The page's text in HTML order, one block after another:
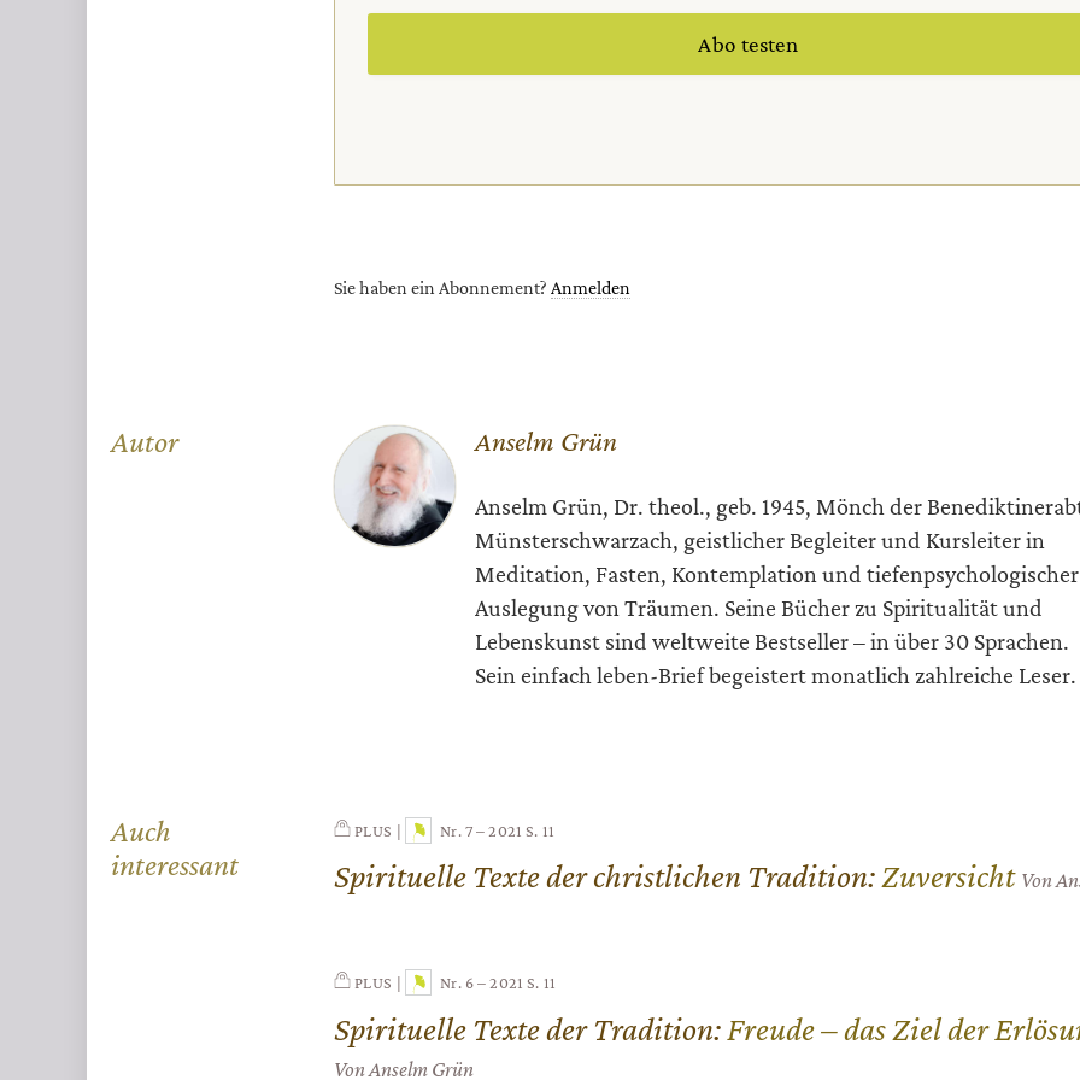
Abo testen
Sie haben ein Abonnement? Anmelden
Überschrift
Autor Anselm Grün
Anselm Grün, Dr. theol., geb. 1945, Mönch der
Münsterschwarzach, geistlicher Begleiter und Kursleiter in
Meditation, Fasten, Kontemplation und tiefenpsychologischer
Auslegung von Träumen. Seine Bücher zu Spiritualität und
Lebenskunst sind weltweite Bestseller – in über 30 Sprachen.
Sein einfach leben-Brief begeistert monatlich zahlreiche Leser.
Auch
interessant
PLUS Nr. 7 – 2021 S. 11
Spirituelle Texte der christlichen Tradition:Zuversicht Von
PLUS Nr. 6 – 2021 S. 11
Spirituelle Texte der Tradition:Freude – das Ziel der
Von Anselm Grün